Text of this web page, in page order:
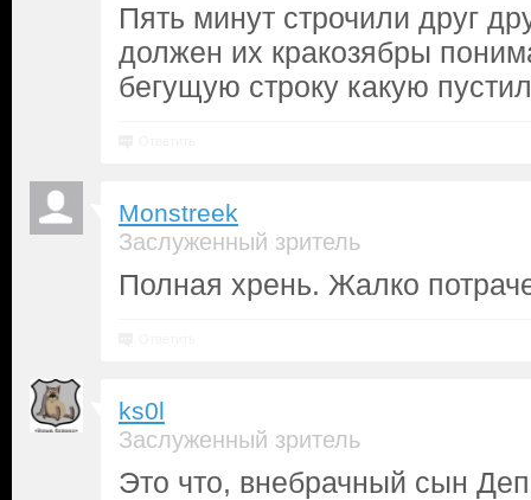
Пять минут строчили друг
должен их кракозябры
бегущую строку какую
Monstreek
Заслуженный зритель
Полная хрень. Жалко
ks0l
Заслуженный зритель
Это что, внебрачный сын